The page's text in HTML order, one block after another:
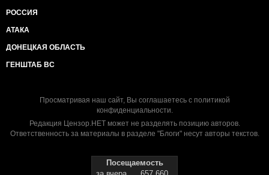
РОССИЯ
АТАКА
ДОНЕЦКАЯ ОБЛАСТЬ
ГЕНШТАБ ВС
Просматривая наш сайт, Вы соглашаетесь с политикой
конфиденциальности.
Редакция Цензор.НЕТ может не разделять позицию авторов.
Ответственность за материалы в разделе "Блоги" несут авторы текстов.
Посещаемость